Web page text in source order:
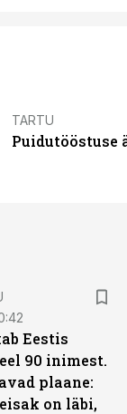
TARTU
Puidutööstuse
Eestis
90 inimest.
plaane:
on läbi,